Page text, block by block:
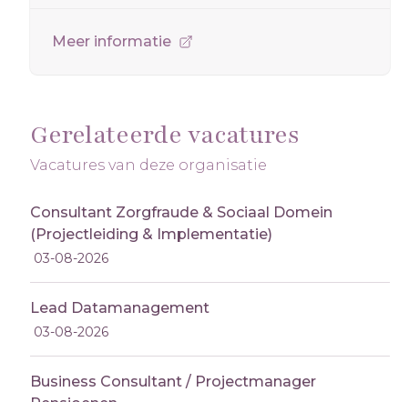
Meer informatie
Gerelateerde vacatures
Vacatures van deze organisatie
Consultant Zorgfraude & Sociaal Domein
(Projectleiding & Implementatie)
03-08-2026
Lead Datamanagement
03-08-2026
Business Consultant / Projectmanager